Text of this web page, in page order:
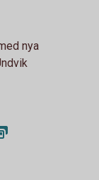
nya